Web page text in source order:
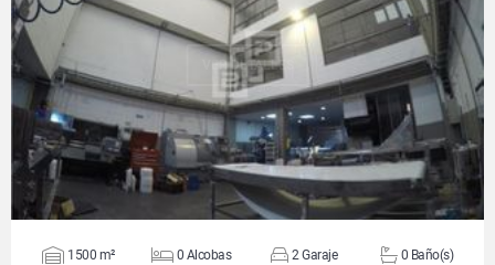
VER DETALLES
1500 m² 0 Alcobas 2 Garaje 0 Baño(s)